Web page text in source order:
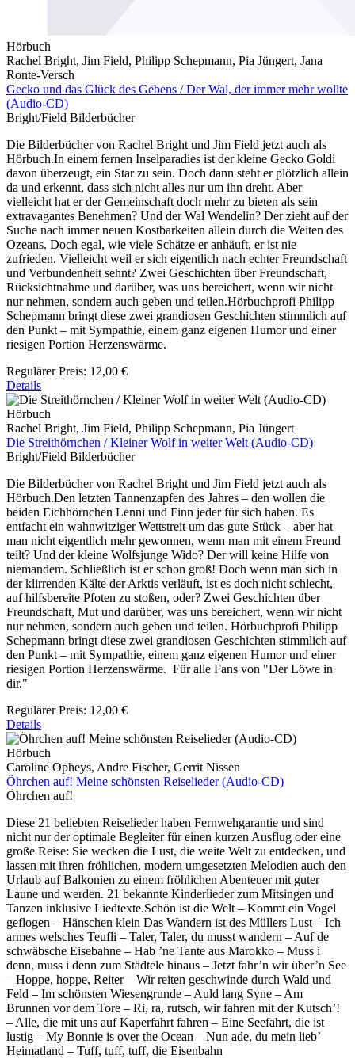
Hörbuch
Rachel Bright, Jim Field, Philipp Schepmann, Pia Jüngert, Jana
Ronte-Versch
Gecko und das Glück des Gebens / Der Wal, der immer mehr wollte
(Audio-CD)
Bright/Field Bilderbücher
Die Bilderbücher von Rachel Bright und Jim Field jetzt auch als
Hörbuch.In einem fernen Inselparadies ist der kleine Gecko Goldi
davon überzeugt, ein Star zu sein. Doch dann steht er plötzlich allein
da und erkennt, dass sich nicht alles nur um ihn dreht. Aber
vielleicht hat er der Gemeinschaft doch mehr zu bieten als sein
extravagantes Benehmen? Und der Wal Wendelin? Der zieht auf der
Suche nach immer neuen Kostbarkeiten allein durch die Weiten des
Ozeans. Doch egal, wie viele Schätze er anhäuft, er ist nie
zufrieden. Vielleicht weil er sich eigentlich nach echter Freundschaft
und Verbundenheit sehnt? Zwei Geschichten über Freundschaft,
Rücksichtnahme und darüber, was uns bereichert, wenn wir nicht
nur nehmen, sondern auch geben und teilen.Hörbuchprofi Philipp
Schepmann bringt diese zwei grandiosen Geschichten stimmlich auf
den Punkt – mit Sympathie, einem ganz eigenen Humor und einer
riesigen Portion Herzenswärme.
Regulärer Preis: 12,00 €
Details
Hörbuch
Rachel Bright, Jim Field, Philipp Schepmann, Pia Jüngert
Die Streithörnchen / Kleiner Wolf in weiter Welt (Audio-CD)
Bright/Field Bilderbücher
Die Bilderbücher von Rachel Bright und Jim Field jetzt auch als
Hörbuch.Den letzten Tannenzapfen des Jahres – den wollen die
beiden Eichhörnchen Lenni und Finn jeder für sich haben. Es
entfacht ein wahnwitziger Wettstreit um das gute Stück – aber hat
man nicht eigentlich mehr gewonnen, wenn man mit einem Freund
teilt? Und der kleine Wolfsjunge Wido? Der will keine Hilfe von
niemandem. Schließlich ist er schon groß! Doch wenn man sich in
der klirrenden Kälte der Arktis verläuft, ist es doch nicht schlecht,
auf hilfsbereite Pfoten zu stoßen, oder? Zwei Geschichten über
Freundschaft, Mut und darüber, was uns bereichert, wenn wir nicht
nur nehmen, sondern auch geben und teilen. Hörbuchprofi Philipp
Schepmann bringt diese zwei grandiosen Geschichten stimmlich auf
den Punkt – mit Sympathie, einem ganz eigenen Humor und einer
riesigen Portion Herzenswärme. Für alle Fans von "Der Löwe in
dir."
Regulärer Preis: 12,00 €
Details
Hörbuch
Caroline Opheys, Andre Fischer, Gerrit Nissen
Öhrchen auf! Meine schönsten Reiselieder (Audio-CD)
Öhrchen auf!
Diese 21 beliebten Reiselieder haben Fernwehgarantie und sind
nicht nur der optimale Begleiter für einen kurzen Ausflug oder eine
große Reise: Sie wecken die Lust, die weite Welt zu entdecken, und
lassen mit ihren fröhlichen, modern umgesetzten Melodien auch den
Urlaub auf Balkonien zu einem fröhlichen Abenteuer mit guter
Laune und werden. 21 bekannte Kinderlieder zum Mitsingen und
Tanzen inklusive Liedtexte.Schön ist die Welt – Kommt ein Vogel
geflogen – Hänschen klein Das Wandern ist des Müllers Lust – Ich
armes welsches Teufli – Taler, Taler, du musst wandern – Auf de
schwäbsche Eisebahne – Hab ’ne Tante aus Marokko – Muss i
denn, muss i denn zum Städtele hinaus – Jetzt fahr’n wir über’n See
– Hoppe, hoppe, Reiter – Wir reiten geschwinde durch Wald und
Feld – Im schönsten Wiesengrunde – Auld lang Syne – Am
Brunnen vor dem Tore – Ri, ra, rutsch, wir fahren mit der Kutsch’!
– Alle, die mit uns auf Kaperfahrt fahren – Eine Seefahrt, die ist
lustig – My Bonnie is over the Ocean – Nun ade, du mein lieb’
Heimatland – Tuff, tuff, tuff, die Eisenbahn